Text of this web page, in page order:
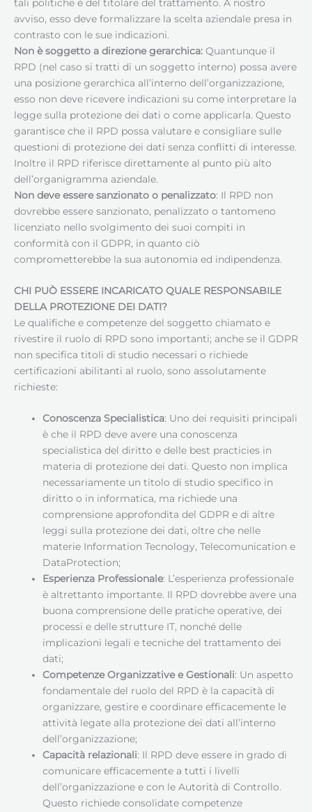
tali politiche è del titolare del trattamento. A nostro
avviso, esso deve formalizzare la scelta aziendale presa in
contrasto con le sue indicazioni.
Non è soggetto a direzione gerarchica: Quantunque il
RPD (nel caso si tratti di un soggetto interno) possa avere
una posizione gerarchica all’interno dell’organizzazione,
esso non deve ricevere indicazioni su come interpretare la
legge sulla protezione dei dati o come applicarla. Questo
garantisce che il RPD possa valutare e consigliare sulle
questioni di protezione dei dati senza conflitti di interesse.
Inoltre il RPD riferisce direttamente al punto più alto
dell’organigramma aziendale.
Non deve essere sanzionato o penalizzato: Il RPD non
dovrebbe essere sanzionato, penalizzato o tantomeno
licenziato nello svolgimento dei suoi compiti in
conformità con il GDPR, in quanto ciò
comprometterebbe la sua autonomia ed indipendenza.
CHI PUÒ ESSERE INCARICATO QUALE RESPONSABILE
DELLA PROTEZIONE DEI DATI?
Le qualifiche e competenze del soggetto chiamato e
rivestire il ruolo di RPD sono importanti; anche se il GDPR
non specifica titoli di studio necessari o richiede
certificazioni abilitanti al ruolo, sono assolutamente
richieste:
Conoscenza Specialistica: Uno dei requisiti principali
è che il RPD deve avere una conoscenza
specialistica del diritto e delle best practicies in
materia di protezione dei dati. Questo non implica
necessariamente un titolo di studio specifico in
diritto o in informatica, ma richiede una
comprensione approfondita del GDPR e di altre
leggi sulla protezione dei dati, oltre che nelle
materie Information Tecnology, Telecomunication e
DataProtection;
Esperienza Professionale: L’esperienza professionale
è altrettanto importante. Il RPD dovrebbe avere una
buona comprensione delle pratiche operative, dei
processi e delle strutture IT, nonché delle
implicazioni legali e tecniche del trattamento dei
dati;
Competenze Organizzative e Gestionali: Un aspetto
fondamentale del ruolo del RPD è la capacità di
organizzare, gestire e coordinare efficacemente le
attività legate alla protezione dei dati all’interno
dell’organizzazione;
Capacità relazionali: Il RPD deve essere in grado di
comunicare efficacemente a tutti i livelli
dell’organizzazione e con le Autorità di Controllo.
Questo richiede consolidate competenze